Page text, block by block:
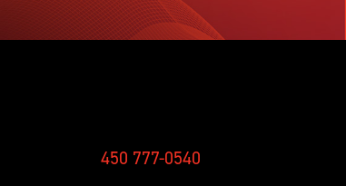
450 777-0540